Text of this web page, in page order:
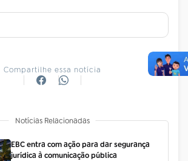
Compartilhe essa notícia
Notícias Relacionadas
EBC entra com ação para dar segurança
jurídica à comunicação pública